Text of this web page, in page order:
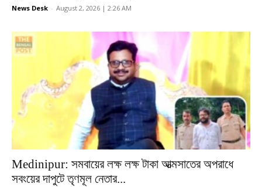
News Desk - August 2, 2026 | 2:26 AM
Medinipur: সমবায়ের লক্ষ লক্ষ টাকা আত্মসাতের অপরাধে
সবংয়ের দাপুটে তৃণমূল নেতার...